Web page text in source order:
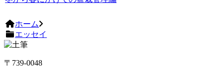
ホーム
エッセイ
〒739-0048